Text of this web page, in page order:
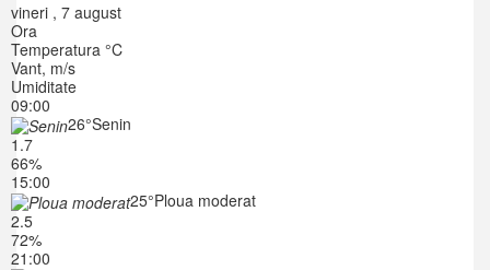
vineri , 7 august
Ora
Temperatura °C
Vant, m/s
Umiditate
09:00
26°Senin
1.7
66%
15:00
25°Ploua moderat
2.5
72%
21:00